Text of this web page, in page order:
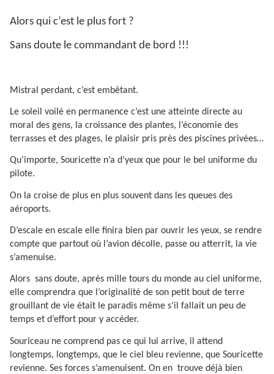
Alors qui c’est le plus fort ?
Sans doute le commandant de bord !!!
Mistral perdant, c’est embêtant.
Le soleil voilé en permanence c’est une atteinte directe au
moral des gens, la croissance des plantes, l’économie des
terrasses et des plages, le plaisir pris près des piscines privées…
Qu’importe, Souricette n’a d’yeux que pour le bel uniforme du
pilote.
On la croise de plus en plus souvent dans les queues des
aéroports.
D’escale en escale elle finira bien par ouvrir les yeux, se rendre
compte que partout où l’avion décolle, passe ou atterrit, la vie
s’amenuise.
Alors sans doute, après mille tours du monde au ciel uniforme,
elle comprendra que l’originalité de son petit bout de terre
grouillant de vie était le paradis même s’il fallait un peu de
temps et d’effort pour y accéder.
Souriceau ne comprend pas ce qui lui arrive, il attend
longtemps, longtemps, que le ciel bleu revienne, que Souricette
revienne. Ses forces s’amenuisent. On en trouve déjà bien